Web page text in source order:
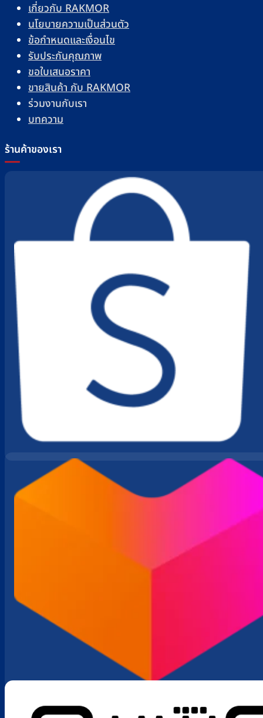
เกี่ยวกับ RAKMOR
นโยบายความเป็นส่วนตัว
ข้อกำหนดและเงื่อนไข
รับประกันคุณภาพ
ขอใบเสนอราคา
ขายสินค้า กับ RAKMOR
ร่วมงานกับเรา
บทความ
ร้านค้าของเรา